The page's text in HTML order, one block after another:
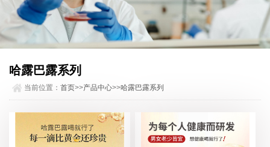
哈露巴露系列
当前位置：首页>>产品中心>>哈露巴露系列